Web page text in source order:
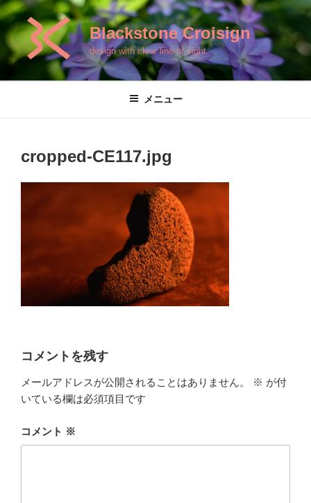
コ
ン
ン
Blackstone Croisign
design with clear line of sight
メニュー
cropped-CE117.jpg
コメントを残す
メールアドレスが公開されることはありません。 ※ が付
いている欄は必須項目です
コメント ※